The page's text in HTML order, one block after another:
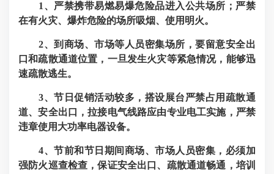
1、严禁携带易燃易爆危险品进入公共场所；严禁
在有火灾、爆炸危险的场所吸烟、使用明火。
2、到商场、市场等人员密集场所，要留意安全出
口和疏散通道位置，一旦发生火灾等紧急情况，能够迅
速疏散逃生。
3、节日促销活动较多，搭设展台严禁占用疏散通
道、安全出口，拉接电气线路应由专业电工实施，严禁
违章使用大功率电器设备。
4、节前和节日期间商场、市场人员密集，必须加
强防火巡查检查，保证安全出口、疏散通道畅通，培训